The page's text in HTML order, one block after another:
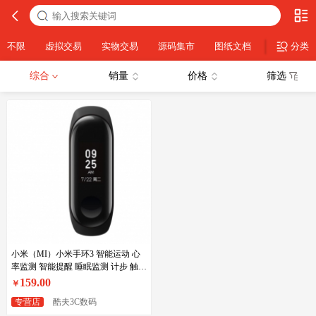
不限 虚拟交易 实物交易 源码集市 图纸文档 IDC类分类
综合 销量 价格 筛选
小米（MI）小米手环3 智能运动 心
率监测 智能提醒 睡眠监测 计步 触摸
大屏 50米防水
￥ 159.00
专营店 酷夫3C数码